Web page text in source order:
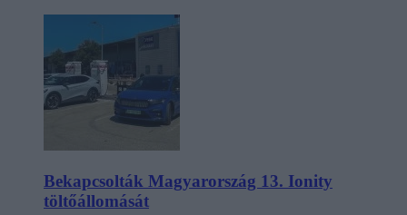
Bekapcsolták Magyarország 13. Ionity
töltőállomását